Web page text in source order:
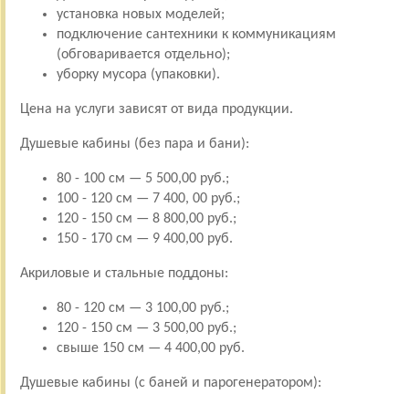
установка новых моделей;
подключение сантехники к коммуникациям
(обговаривается отдельно);
уборку мусора (упаковки).
Цена на услуги зависят от вида продукции.
Душевые кабины (без пара и бани):
80 - 100 см — 5 500,00 руб.;
100 - 120 см — 7 400, 00 руб.;
120 - 150 см — 8 800,00 руб.;
150 - 170 см — 9 400,00 руб.
Акриловые и стальные поддоны:
80 - 120 см — 3 100,00 руб.;
120 - 150 см — 3 500,00 руб.;
свыше 150 см — 4 400,00 руб.
Душевые кабины (с баней и парогенератором):